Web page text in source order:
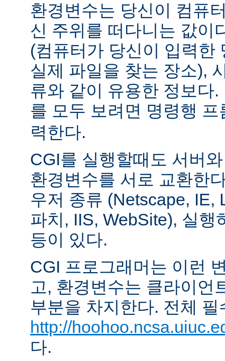
환경변수는 당신이 컴퓨
신 주위를 떠다니는 값이
(컴퓨터가 당신이 입력한
실제 파일을 찾는 장소),
류와 같이 유용한 정보다
를 모두 보려면 명령행
력한다.
CGI를 실행할때도 서버
환경변수를 서로 교환한
우저 종류 (Netscape, IE,
파치, IIS, WebSite), 실행
등이 있다.
CGI 프로그래머는 이런
고, 환경변수는 클라이언
부분을 차지한다. 전체
http://
다.